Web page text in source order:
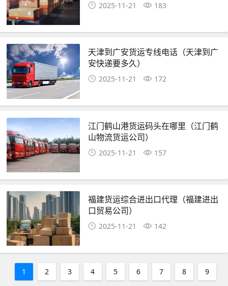
2025-11-21 183
天津到广安货运专线电话（天津到广
安快递要多久）
2025-11-21 172
江门鹤山港货运码头在哪里（江门鹤
山物流货运公司）
2025-11-21 157
福建货运综合进出口代理（福建进出
口贸易公司）
2025-11-21 142
1 2 3 4 5 6 7 8 9